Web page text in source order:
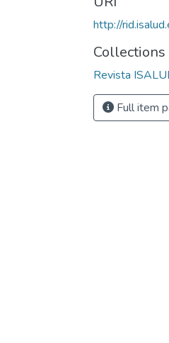
http://
Collections
Revista
Full item